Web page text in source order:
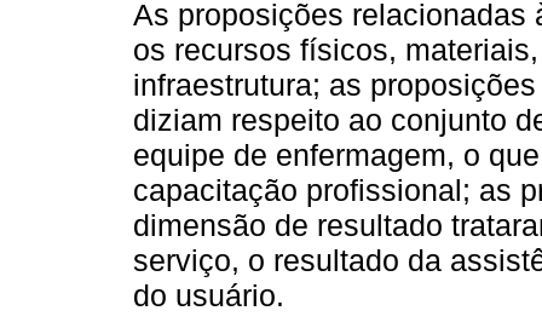
As proposições relacionadas
os recursos físicos,
infraestrutura; as
diziam respeito ao conjunto
equipe de enfermagem, o
capacitação profissional; as
dimensão de resultado
serviço, o resultado da
do usuário.